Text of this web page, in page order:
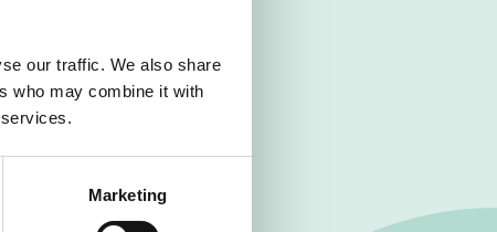
our traffic. We also share
who may combine it with
Marketing